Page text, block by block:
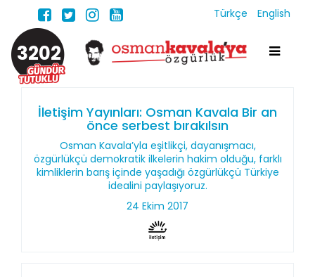
Türkçe English
3202
İletişim Yayınları: Osman Kavala Bir an
önce serbest bırakılsın
Osman Kavala’yla eşitlikçi, dayanışmacı,
özgürlükçü demokratik ilkelerin hakim olduğu, farklı
kimliklerin barış içinde yaşadığı özgürlükçü Türkiye
idealini paylaşıyoruz.
24 Ekim 2017